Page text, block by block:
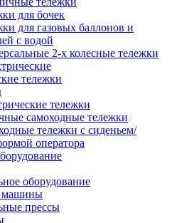
для бочек
для газовых баллонов и
с водой
2-х колесные тележки
тележки
тележки
самоходные тележки
тележки с сиденьем/
оператора
оборудование
машины
прессы